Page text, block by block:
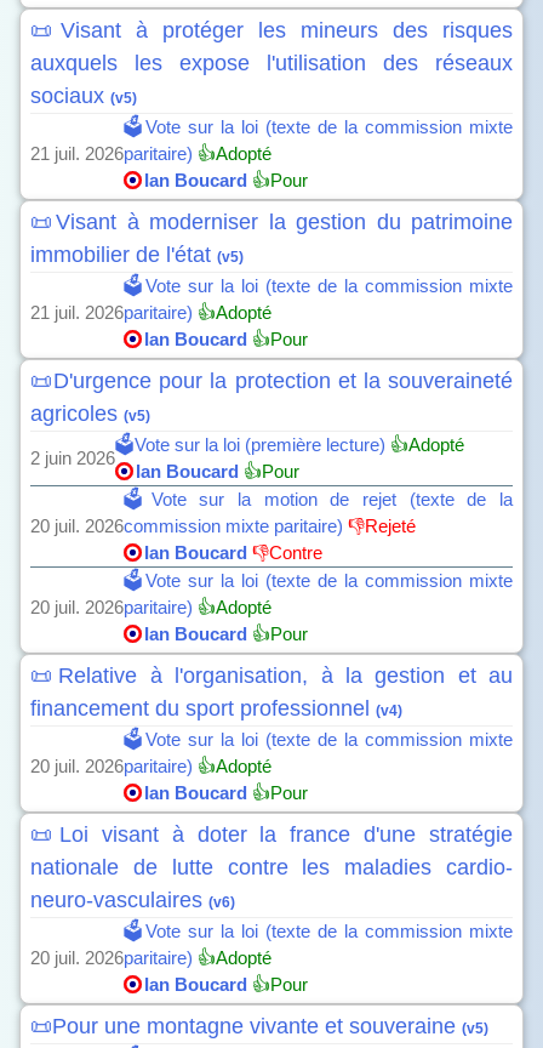
📜Visant à protéger les mineurs des risques
auxquels les expose l'utilisation des réseaux
sociaux (v5)
21 juil. 2026
🗳️Vote sur la loi (texte de la commission mixte
paritaire) 👍Adopté
Ian Boucard 👍Pour
📜Visant à moderniser la gestion du patrimoine
immobilier de l'état (v5)
21 juil. 2026
🗳️Vote sur la loi (texte de la commission mixte
paritaire) 👍Adopté
Ian Boucard 👍Pour
📜D'urgence pour la protection et la souveraineté
agricoles (v5)
2 juin 2026
🗳️Vote sur la loi (première lecture) 👍Adopté
Ian Boucard 👍Pour
20 juil. 2026
🗳️Vote sur la motion de rejet (texte de la
commission mixte paritaire) 👎Rejeté
Ian Boucard 👎Contre
20 juil. 2026
🗳️Vote sur la loi (texte de la commission mixte
paritaire) 👍Adopté
Ian Boucard 👍Pour
📜Relative à l'organisation, à la gestion et au
financement du sport professionnel
(v4)
20 juil. 2026
🗳️Vote sur la loi (texte de la commission mixte
paritaire) 👍Adopté
Ian Boucard 👍Pour
📜Loi visant à doter la france d'une stratégie
nationale de lutte contre les maladies cardio-
neuro-vasculaires (v6)
20 juil. 2026
🗳️Vote sur la loi (texte de la commission mixte
paritaire) 👍Adopté
Ian Boucard 👍Pour
📜Pour une montagne vivante et souveraine (v5)